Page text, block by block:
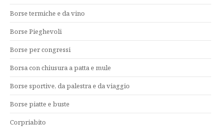
Borse termiche e da vino
Borse Pieghevoli
Borse per congressi
Borsa con chiusura a patta e mule
Borse sportive, da palestra e da viaggio
Borse piatte e buste
Corpriabito